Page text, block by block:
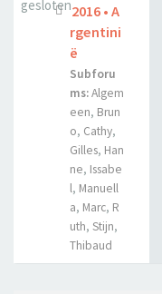
2016 • A
rgentini
ë
Subforu
ms:Algem
een, Brun
o, Cathy,
Gilles, Han
ne, Issabe
l, Manuell
a, Marc, R
uth, Stijn,
Thibaud